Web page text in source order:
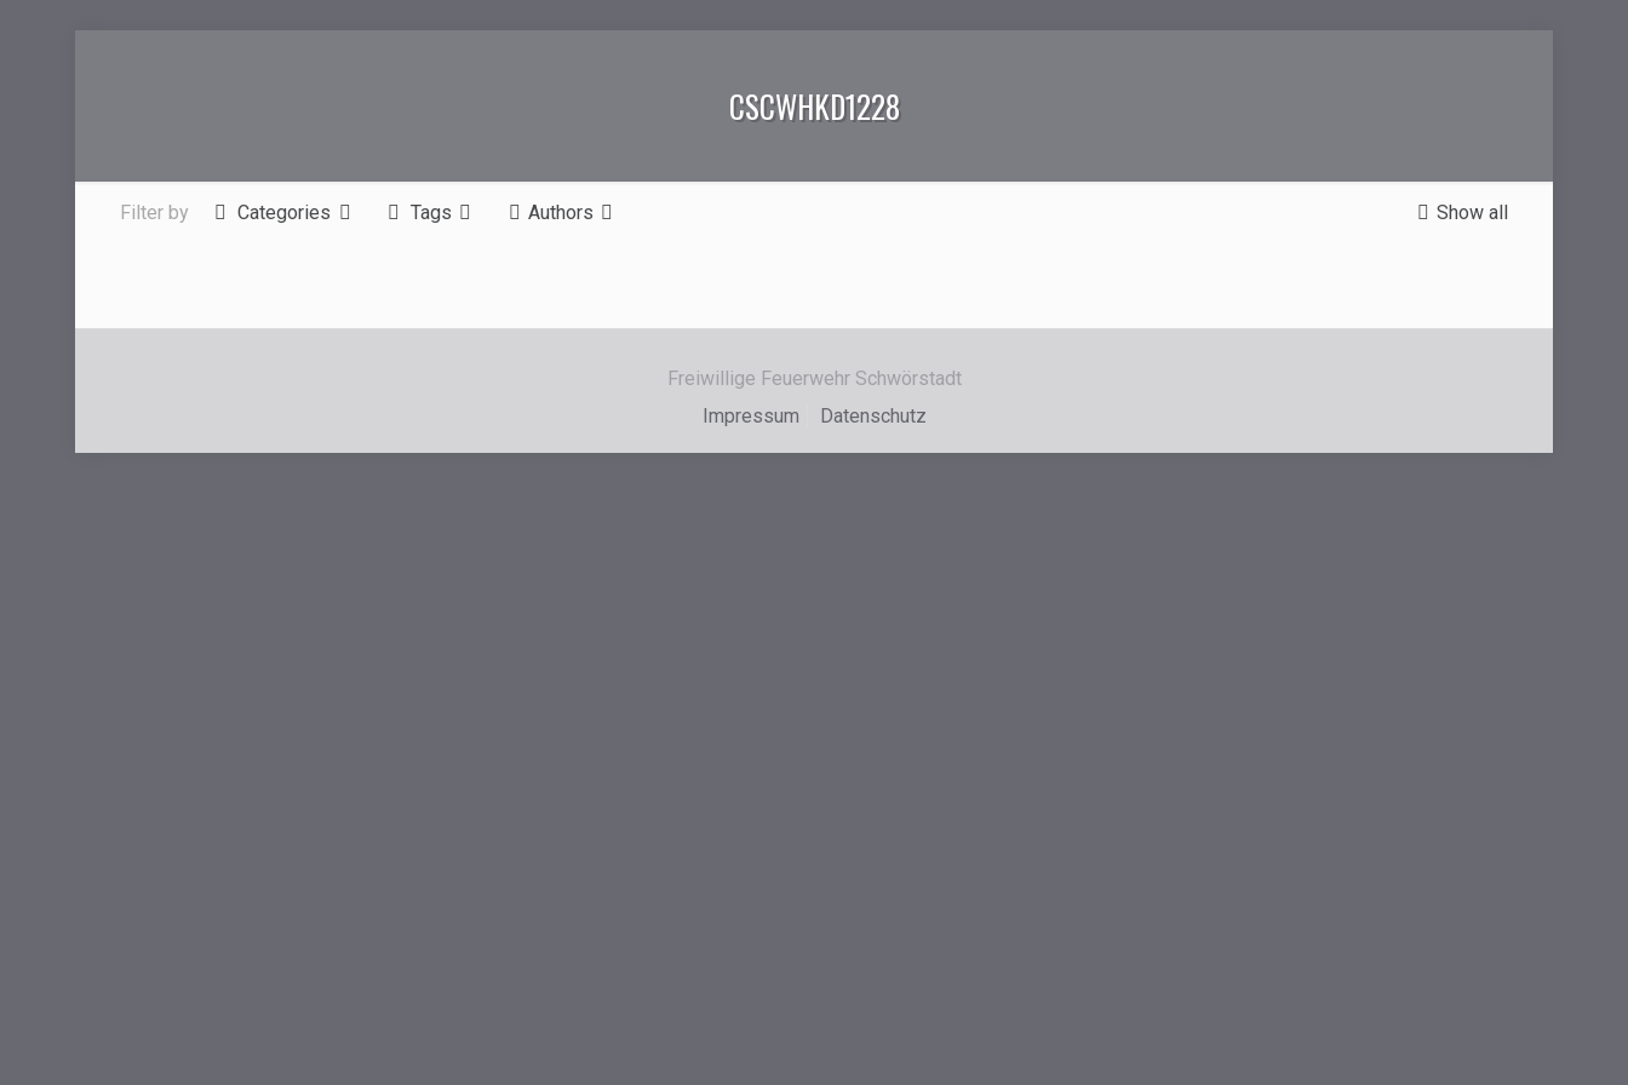
CSCWHKD1228
Filter by Categories Tags Authors Show all
Freiwillige Feuerwehr Schwörstadt
Impressum
Datenschutz